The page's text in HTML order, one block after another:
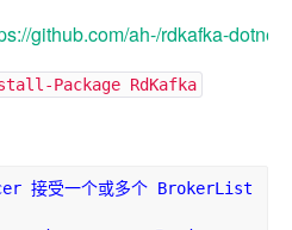
github.com/ah-/rdkafka-dotnet
Package RdKafka
接受一个或多个 BrokerList